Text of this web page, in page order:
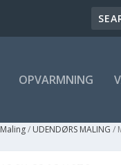
OPVARMNING
Maling/ UDENDØRS MALING /